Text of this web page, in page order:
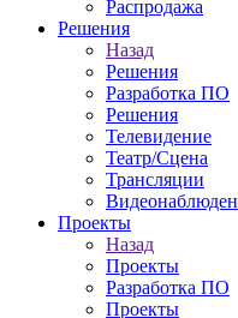
Распродажа
Решения
Назад
Решения
Разработка ПО
Решения
Телевидение
Театр/Сцена
Трансляции
Проекты
Назад
Проекты
Разработка ПО
Проекты